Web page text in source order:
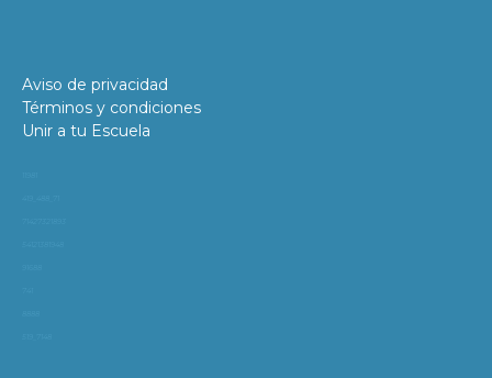
Aviso de privacidad
Términos y condiciones
Unir a tu Escuela